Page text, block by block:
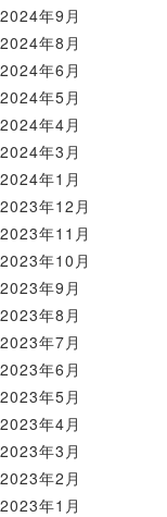
2024年9月
2024年8月
2024年6月
2024年5月
2024年4月
2024年3月
2024年1月
2023年12月
2023年11月
2023年10月
2023年9月
2023年8月
2023年7月
2023年6月
2023年5月
2023年4月
2023年3月
2023年2月
2023年1月